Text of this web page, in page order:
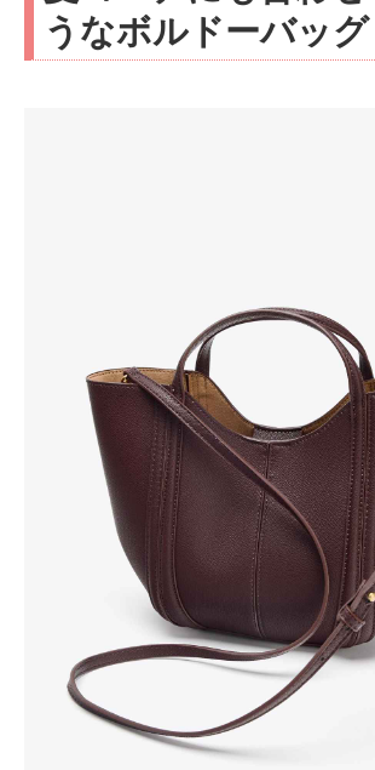
うなボルドーバッグ